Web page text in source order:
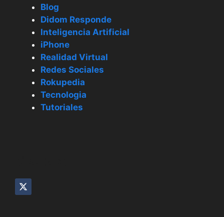
Blog
Didom Responde
Inteligencia Artificial
iPhone
Realidad Virtual
Redes Sociales
Rokupedia
Tecnologia
Tutoriales